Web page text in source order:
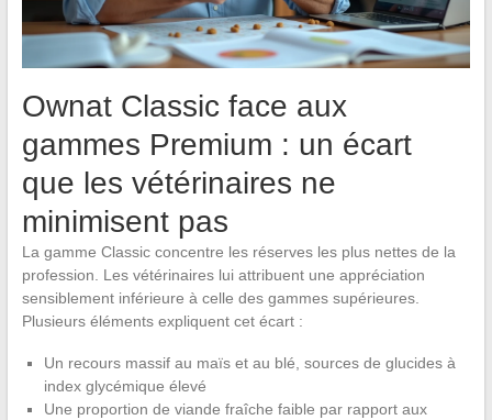
Ownat Classic face aux
gammes Premium : un écart
que les vétérinaires ne
minimisent pas
La gamme Classic concentre les réserves les plus nettes de la
profession. Les vétérinaires lui attribuent une appréciation
sensiblement inférieure à celle des gammes supérieures.
Plusieurs éléments expliquent cet écart :
Un recours massif au maïs et au blé, sources de glucides à
index glycémique élevé
Une proportion de viande fraîche faible par rapport aux